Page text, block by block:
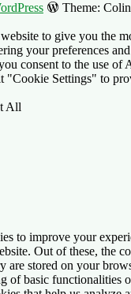
Theme:
to give you the
your preferences
consent to the use of
"Cookie Settings" to
All
to improve your
Out of these, the
are stored on your
of basic functionalities